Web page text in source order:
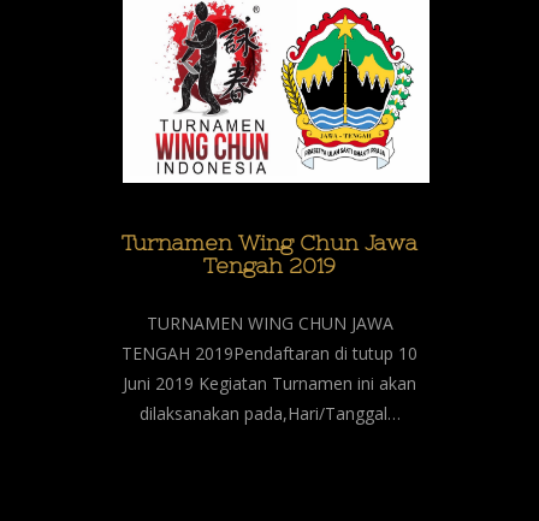
Turnamen Wing Chun Jawa
Tengah 2019
TURNAMEN WING CHUN JAWA
TENGAH 2019Pendaftaran di tutup 10
Juni 2019 Kegiatan Turnamen ini akan
dilaksanakan pada,Hari/Tanggal…